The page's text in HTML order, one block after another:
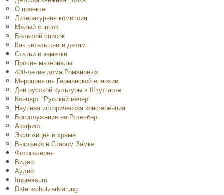
O проекте
Литературная комиссия
Малый список
Большой список
Как читать книги детям
Статьи и заметки
Прочие материалы
400-летие дома Романовых
Мероприятия Германской епархии
Дни русской культуры в Штутгарте
Концерт "Русский вечер"
Научная историческая конференция
Богослужение на Ротенберг
Акафист
Экспозиция в храме
Выставка в Старом Замке
Фотогалерея
Видео
Аудио
Impressum
Datenschutzerklärung